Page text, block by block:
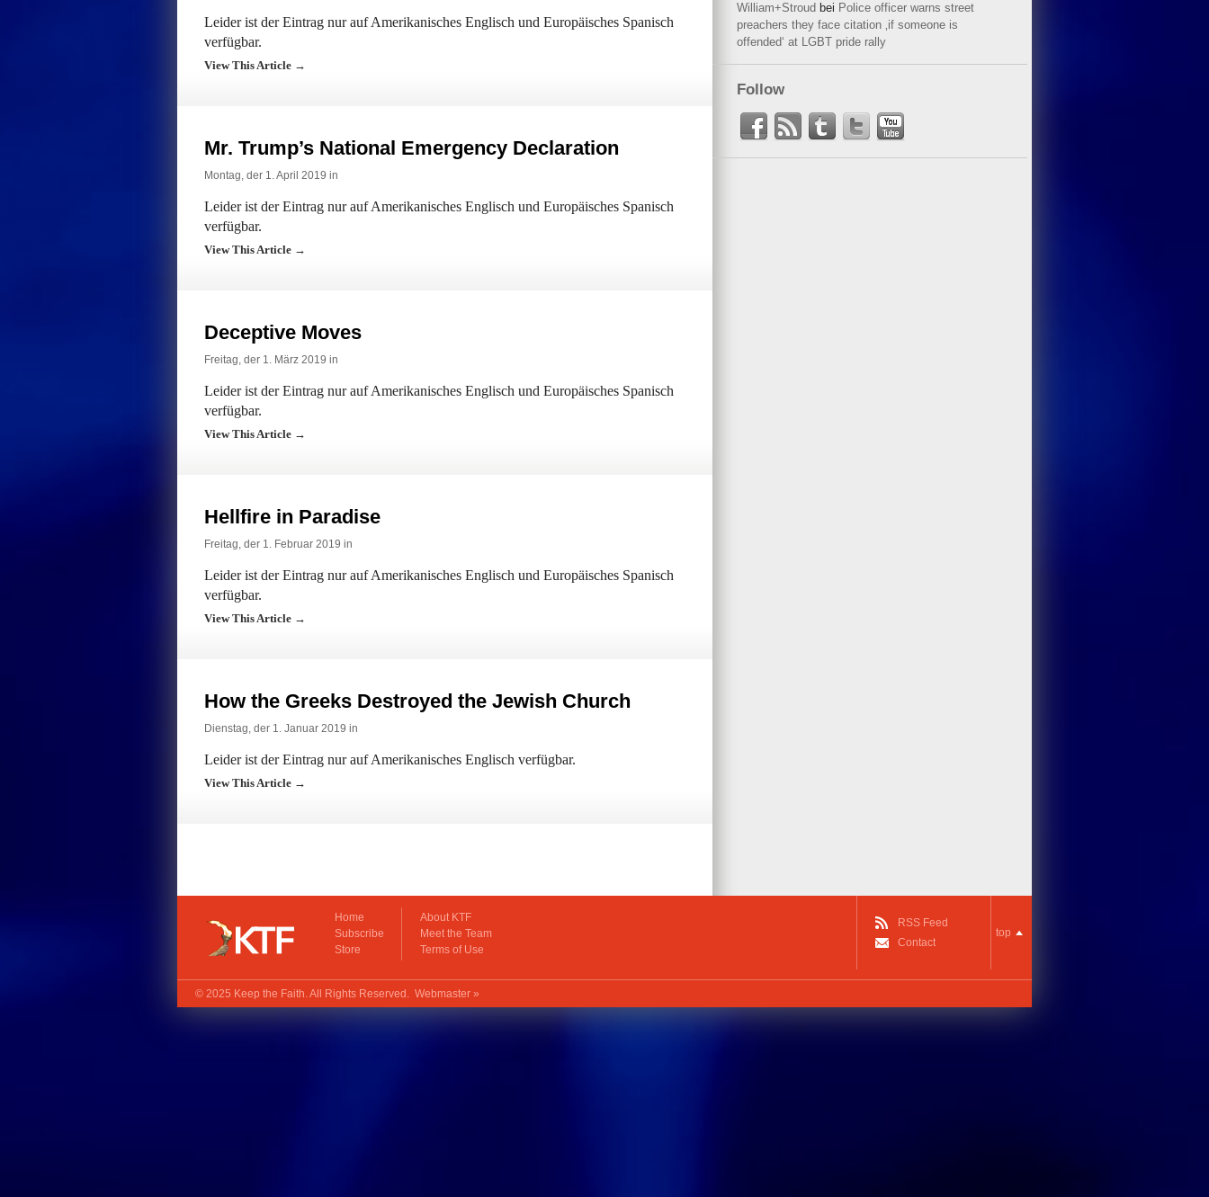
Leider ist der Eintrag nur auf Amerikanisches Englisch und Europäisches Spanisch
verfügbar.
View This Article →
Mr. Trump’s National Emergency Declaration
Montag, der 1. April 2019 in
Leider ist der Eintrag nur auf Amerikanisches Englisch und Europäisches Spanisch
verfügbar.
View This Article →
Deceptive Moves
Freitag, der 1. März 2019 in
Leider ist der Eintrag nur auf Amerikanisches Englisch und Europäisches Spanisch
verfügbar.
View This Article →
Hellfire in Paradise
Freitag, der 1. Februar 2019 in
Leider ist der Eintrag nur auf Amerikanisches Englisch und Europäisches Spanisch
verfügbar.
View This Article →
How the Greeks Destroyed the Jewish Church
Dienstag, der 1. Januar 2019 in
Leider ist der Eintrag nur auf Amerikanisches Englisch verfügbar.
View This Article →
William+Stroud bei Police officer warns street
preachers they face citation ‚if someone is
offended‘ at LGBT pride rally
Follow
Home
Subscribe
Store
About KTF
Meet the Team
Terms of Use
RSS Feed
Contact
top
© 2025 Keep the Faith. All Rights Reserved. Webmaster »